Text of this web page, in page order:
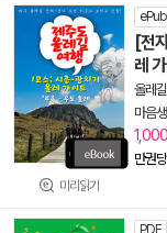
미리읽기
ePub
[전
레
올레
마음
1,000
만권
PDF